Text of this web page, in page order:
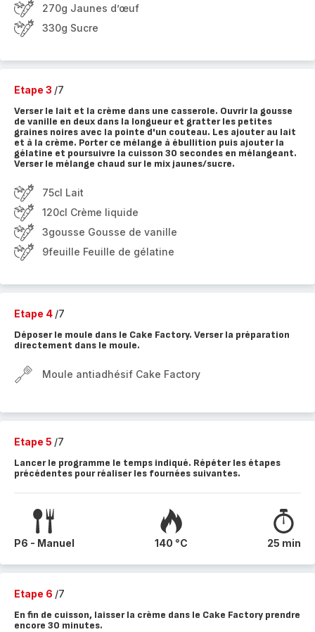
270g Jaunes d’œuf
330g Sucre
Etape 3 /7
Verser le lait et la crème dans une casserole. Ouvrir la gousse
de vanille en deux dans la longueur et gratter les petites
graines noires avec la pointe d'un couteau. Les ajouter au lait
et à la crème. Porter ce mélange à ébullition puis ajouter la
gélatine et poursuivre la cuisson 30 secondes en mélangeant.
Verser le mélange chaud sur le mix jaunes/sucre.
75cl Lait
120cl Crème liquide
3gousse Gousse de vanille
9feuille Feuille de gélatine
Etape 4 /7
Déposer le moule dans le Cake Factory. Verser la préparation
directement dans le moule.
Moule antiadhésif Cake Factory
Etape 5 /7
Lancer le programme le temps indiqué. Répéter les étapes
précédentes pour réaliser les fournées suivantes.
P6 - Manuel 140 °C 25 min
Etape 6 /7
En fin de cuisson, laisser la crème dans le Cake Factory prendre
encore 30 minutes.